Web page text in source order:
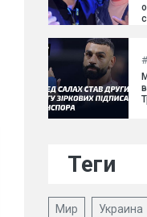
#
Теги
Мир Украина